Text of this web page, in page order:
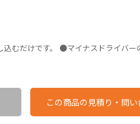
むだけです。 ●マイナスドライバー
この商品の見積り・問